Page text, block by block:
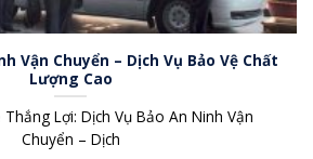
Vận Chuyển – Dịch Vụ Bảo Vệ Chất
Lượng Cao
Lợi: Dịch Vụ Bảo An Ninh Vận
Chuyển – Dịch